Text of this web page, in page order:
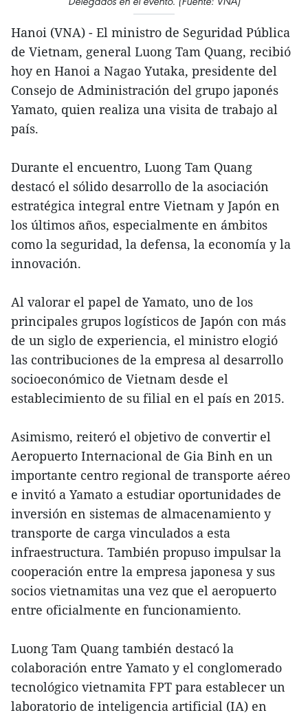
Hanoi (VNA) - El ministro de Seguridad Pública
de Vietnam, general Luong Tam Quang, recibió
hoy en Hanoi a Nagao Yutaka, presidente del
Consejo de Administración del grupo japonés
Yamato, quien realiza una visita de trabajo al
país.
Durante el encuentro, Luong Tam Quang
destacó el sólido desarrollo de la asociación
estratégica integral entre Vietnam y Japón en
los últimos años, especialmente en ámbitos
como la seguridad, la defensa, la economía y la
innovación.
Al valorar el papel de Yamato, uno de los
principales grupos logísticos de Japón con más
de un siglo de experiencia, el ministro elogió
las contribuciones de la empresa al desarrollo
socioeconómico de Vietnam desde el
establecimiento de su filial en el país en 2015.
Asimismo, reiteró el objetivo de convertir el
Aeropuerto Internacional de Gia Binh en un
importante centro regional de transporte aéreo
e invitó a Yamato a estudiar oportunidades de
inversión en sistemas de almacenamiento y
transporte de carga vinculados a esta
infraestructura. También propuso impulsar la
cooperación entre la empresa japonesa y sus
socios vietnamitas una vez que el aeropuerto
entre oficialmente en funcionamiento.
Luong Tam Quang también destacó la
colaboración entre Yamato y el conglomerado
tecnológico vietnamita FPT para establecer un
laboratorio de inteligencia artificial (IA) en